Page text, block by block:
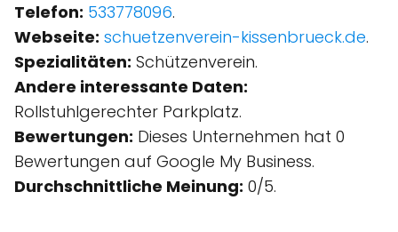
Telefon: 533778096.
Webseite: schuetzenverein-kissenbrueck.de.
Spezialitäten: Schützenverein.
Andere interessante Daten:
Rollstuhlgerechter Parkplatz.
Bewertungen: Dieses Unternehmen hat 0
Bewertungen auf Google My Business.
Durchschnittliche Meinung: 0/5.